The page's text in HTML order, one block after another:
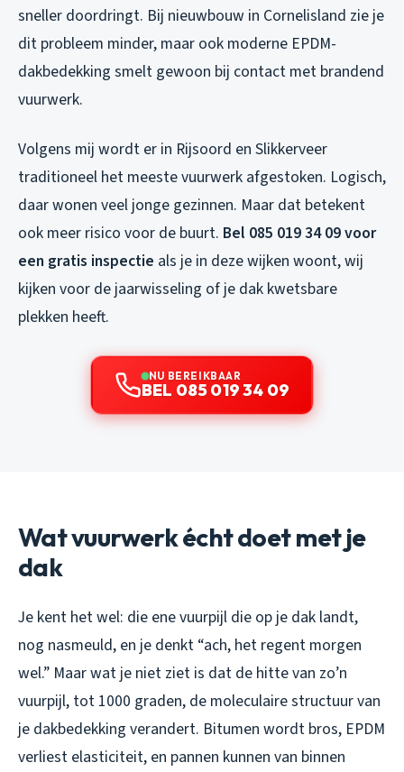
sneller doordringt. Bij nieuwbouw in Cornelisland zie je
dit probleem minder, maar ook moderne EPDM-
dakbedekking smelt gewoon bij contact met brandend
vuurwerk.
Volgens mij wordt er in Rijsoord en Slikkerveer
traditioneel het meeste vuurwerk afgestoken. Logisch,
daar wonen veel jonge gezinnen. Maar dat betekent
ook meer risico voor de buurt. Bel 085 019 34 09 voor
een gratis inspectie als je in deze wijken woont, wij
kijken voor de jaarwisseling of je dak kwetsbare
plekken heeft.
NU BEREIKBAAR
BEL 085 019 34 09
Wat vuurwerk écht doet met je
dak
Je kent het wel: die ene vuurpijl die op je dak landt,
nog nasmeuld, en je denkt “ach, het regent morgen
wel.” Maar wat je niet ziet is dat de hitte van zo’n
vuurpijl, tot 1000 graden, de moleculaire structuur van
je dakbedekking verandert. Bitumen wordt bros, EPDM
verliest elasticiteit, en pannen kunnen van binnen